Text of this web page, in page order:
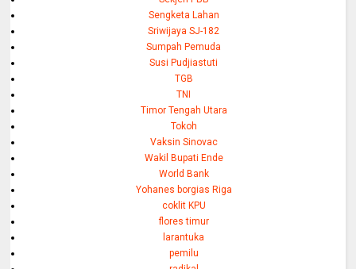
Sengketa Lahan
Sriwijaya SJ-182
Sumpah Pemuda
Susi Pudjiastuti
TGB
TNI
Timor Tengah Utara
Tokoh
Vaksin Sinovac
Wakil Bupati Ende
World Bank
Yohanes borgias Riga
coklit KPU
flores timur
larantuka
pemilu